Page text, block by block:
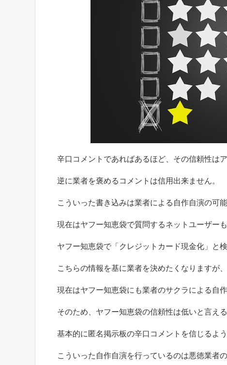
辛口コメントであればあるほど、その信頼性は
逆に業者を褒めるコメントは信用出来ません。
こういった書き込みは業者による自作自演の可
現在はヤフー知恵袋で質問するネットユーザー
ヤフー知恵袋で「クレジットカード現金化」と
こちらの情報を基に業者を決めたくなりますが
現在はヤフー知恵袋にも業者のサクラによる自
そのため、ヤフー知恵袋の信頼性は低いと言える
基本的に匿名掲示板の辛口コメントを信じるよ
こういった自作自演を行っているのは悪徳業者